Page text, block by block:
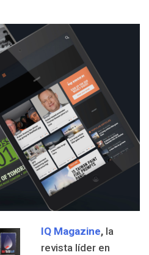
IQ Magazine,la
revista líder en